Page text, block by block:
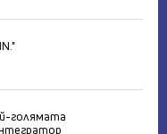
голямата